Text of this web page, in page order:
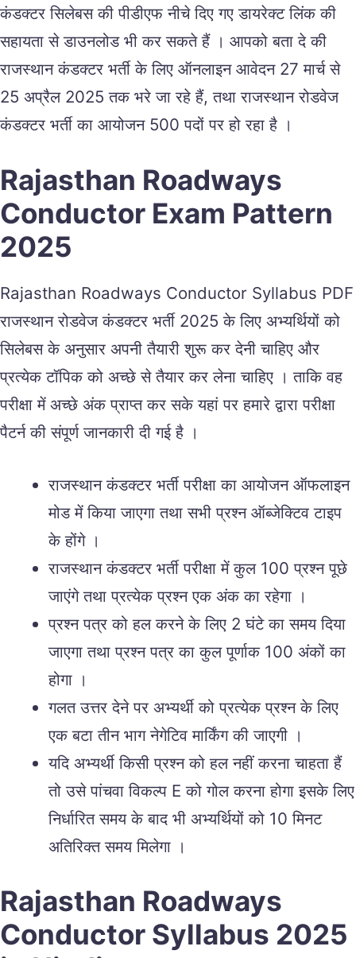
कंडक्टर सिलेबस की पीडीएफ नीचे दिए गए डायरेक्ट लिंक की
सहायता से डाउनलोड भी कर सकते हैं । आपको बता दे की
राजस्थान कंडक्टर भर्ती के लिए ऑनलाइन आवेदन 27 मार्च से
25 अप्रैल 2025 तक भरे जा रहे हैं, तथा राजस्थान रोडवेज
कंडक्टर भर्ती का आयोजन 500 पदों पर हो रहा है ।
Rajasthan Roadways
Conductor Exam Pattern
2025
Rajasthan Roadways Conductor Syllabus PDF
राजस्थान रोडवेज कंडक्टर भर्ती 2025 के लिए अभ्यर्थियों को
सिलेबस के अनुसार अपनी तैयारी शुरू कर देनी चाहिए और
प्रत्येक टॉपिक को अच्छे से तैयार कर लेना चाहिए । ताकि वह
परीक्षा में अच्छे अंक प्राप्त कर सके यहां पर हमारे द्वारा परीक्षा
पैटर्न की संपूर्ण जानकारी दी गई है ।
राजस्थान कंडक्टर भर्ती परीक्षा का आयोजन ऑफलाइन
मोड में किया जाएगा तथा सभी प्रश्न ऑब्जेक्टिव टाइप
के होंगे ।
राजस्थान कंडक्टर भर्ती परीक्षा में कुल 100 प्रश्न पूछे
जाएंगे तथा प्रत्येक प्रश्न एक अंक का रहेगा ।
प्रश्न पत्र को हल करने के लिए 2 घंटे का समय दिया
जाएगा तथा प्रश्न पत्र का कुल पूर्णाक 100 अंकों का
होगा ।
गलत उत्तर देने पर अभ्यर्थी को प्रत्येक प्रश्न के लिए
एक बटा तीन भाग नेगेटिव मार्किंग की जाएगी ।
यदि अभ्यर्थी किसी प्रश्न को हल नहीं करना चाहता हैं
तो उसे पांचवा विकल्प E को गोल करना होगा इसके लिए
निर्धारित समय के बाद भी अभ्यर्थियों को 10 मिनट
अतिरिक्त समय मिलेगा ।
Rajasthan Roadways
Conductor Syllabus 2025